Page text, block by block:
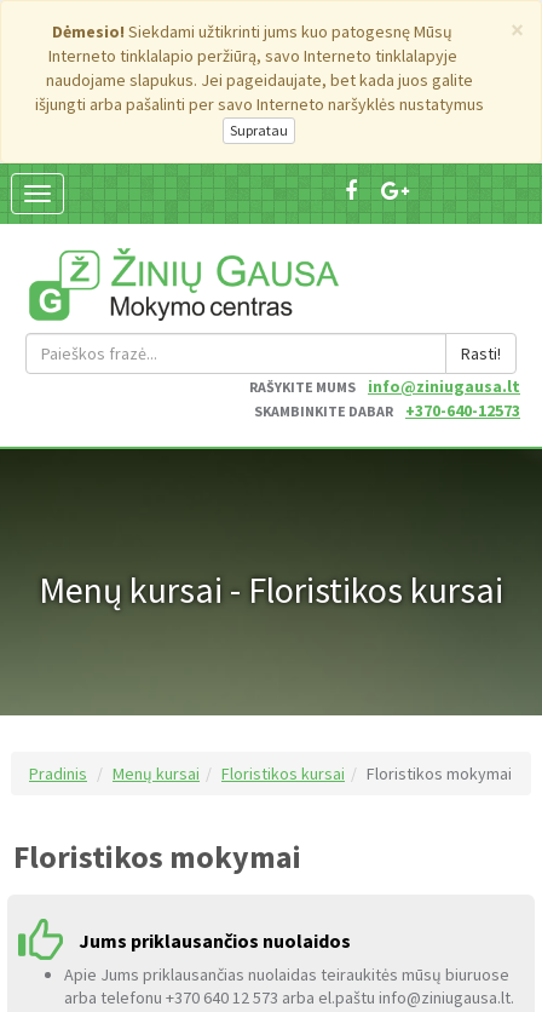
×
Dėmesio! Siekdami užtikrinti jums kuo patogesnę Mūsų
Interneto tinklalapio peržiūrą, savo Interneto tinklalapyje
naudojame slapukus. Jei pageidaujate, bet kada juos galite
išjungti arba pašalinti per savo Interneto naršyklės nustatymus
Suskleisti
navigaciją
Rasti!
RAŠYKITE MUMS info@ziniugausa.lt
SKAMBINKITE DABAR +370-640-12573
Menų kursai - Floristikos kursai
Pradinis Menų kursai Floristikos kursai Floristikos mokymai
Floristikos mokymai
Jums priklausančios nuolaidos
Apie Jums priklausančias nuolaidas teiraukitės mūsų biuruose
arba telefonu +370 640 12 573 arba el.paštu info@ziniugausa.lt.